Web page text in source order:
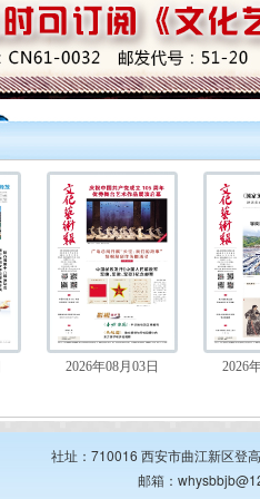
2026年08月03日 2026
社址：710016 西安市曲江新区登
邮箱：